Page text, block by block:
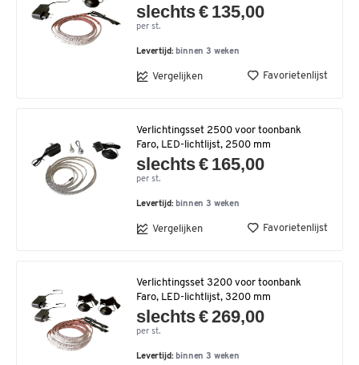
slechts € 135,00
per st.
Levertijd: binnen 3 weken
Vergelijken Favorietenlijst
Verlichtingsset 2500 voor toonbank
Faro, LED-lichtlijst, 2500 mm
slechts € 165,00
per st.
Levertijd: binnen 3 weken
Vergelijken Favorietenlijst
Verlichtingsset 3200 voor toonbank
Faro, LED-lichtlijst, 3200 mm
slechts € 269,00
per st.
Levertijd: binnen 3 weken